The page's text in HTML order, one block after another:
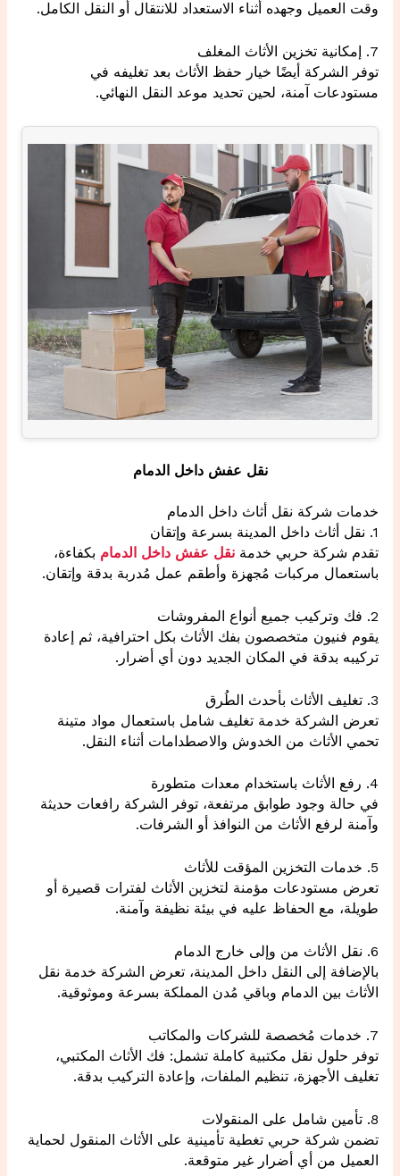
وقت العميل وجهده أثناء الاستعداد للانتقال أو النقل الكامل.
7. إمكانية تخزين الأثاث المغلف
توفر الشركة أيضًا خيار حفظ الأثاث بعد تغليفه في
مستودعات آمنة، لحين تحديد موعد النقل النهائي.
نقل عفش داخل الدمام
خدمات شركة نقل أثاث داخل الدمام
1. نقل أثاث داخل المدينة بسرعة وإتقان
تقدم شركة حربي خدمة نقل عفش داخل الدمام بكفاءة،
باستعمال مركبات مُجهزة وأطقم عمل مُدربة بدقة وإتقان.
2. فك وتركيب جميع أنواع المفروشات
يقوم فنيون متخصصون بفك الأثاث بكل احترافية، ثم إعادة
تركيبه بدقة في المكان الجديد دون أي أضرار.
3. تغليف الأثاث بأحدث الطُرق
تعرض الشركة خدمة تغليف شامل باستعمال مواد متينة
تحمي الأثاث من الخدوش والاصطدامات أثناء النقل.
4. رفع الأثاث باستخدام معدات متطورة
في حالة وجود طوابق مرتفعة، توفر الشركة رافعات حديثة
وآمنة لرفع الأثاث من النوافذ أو الشرفات.
5. خدمات التخزين المؤقت للأثاث
تعرض مستودعات مؤمنة لتخزين الأثاث لفترات قصيرة أو
طويلة، مع الحفاظ عليه في بيئة نظيفة وآمنة.
6. نقل الأثاث من وإلى خارج الدمام
بالإضافة إلى النقل داخل المدينة، تعرض الشركة خدمة نقل
الأثاث بين الدمام وباقي مُدن المملكة بسرعة وموثوقية.
7. خدمات مُخصصة للشركات والمكاتب
توفر حلول نقل مكتبية كاملة تشمل: فك الأثاث المكتبي،
تغليف الأجهزة، تنظيم الملفات، وإعادة التركيب بدقة.
8. تأمين شامل على المنقولات
تضمن شركة حربي تغطية تأمينية على الأثاث المنقول لحماية
العميل من أي أضرار غير متوقعة.